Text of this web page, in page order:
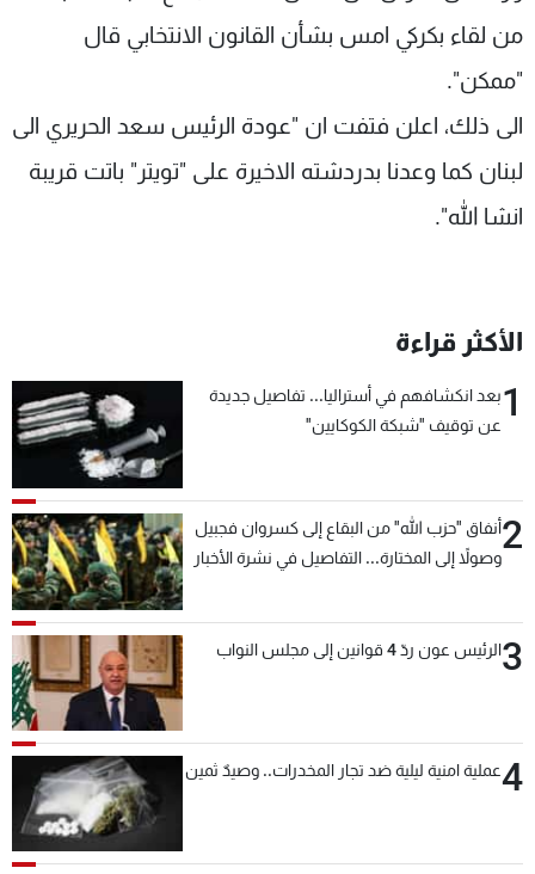
من لقاء بكركي امس بشأن القانون الانتخابي قال
"ممكن".
الى ذلك، اعلن فتفت ان "عودة الرئيس سعد الحريري الى
لبنان كما وعدنا بدردشته الاخيرة على "تويتر" باتت قريبة
انشا الله".
الأكثر قراءة
1بعد انكشافهم في أستراليا... تفاصيل جديدة
عن توقيف "شبكة الكوكايين"
2أنفاق "حزب الله" من البقاع إلى كسروان فجبيل
وصولاً إلى المختارة... التفاصيل في نشرة الأخبار
3الرئيس عون ردّ 4 قوانين إلى مجلس النواب
4عملية امنية ليلية ضد تجار المخدرات.. وصيدٌ ثمين